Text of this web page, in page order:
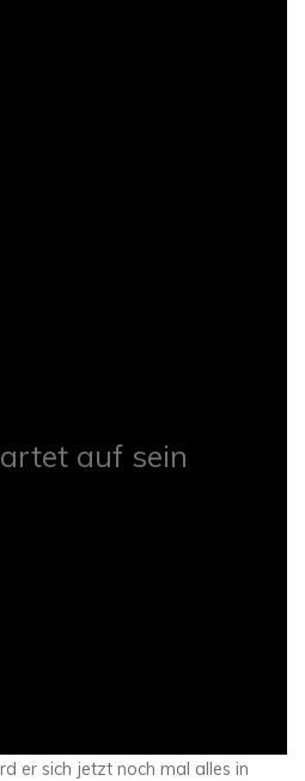
auf sein
er sich jetzt noch mal alles in